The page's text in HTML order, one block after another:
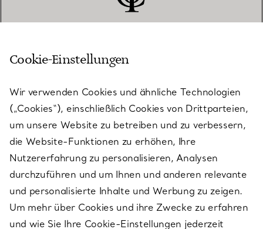
KUNDENSERVICE
SERVICES
ÜBER TIFFANY & CO.
RECHTLICHE HINWEISE
Cookie-Einstellungen
Wir verwenden Cookies und ähnliche Technologien
(„Cookies“), einschließlich Cookies von Drittparteien,
um unsere Website zu betreiben und zu verbessern,
die Website-Funktionen zu erhöhen, Ihre
Nutzererfahrung zu personalisieren, Analysen
durchzuführen und um Ihnen und anderen relevante
und personalisierte Inhalte und Werbung zu zeigen.
Um mehr über Cookies und ihre Zwecke zu erfahren
und wie Sie Ihre Cookie-Einstellungen jederzeit